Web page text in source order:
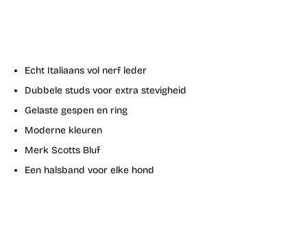
Echt Italiaans vol nerf leder
Dubbele studs voor extra stevigheid
Gelaste gespen en ring
Moderne kleuren
Merk Scotts Bluf
Een halsband voor elke hond